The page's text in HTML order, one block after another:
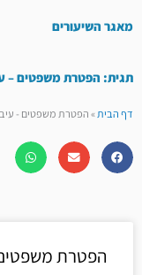
מאגר השיעורים
תגית: הפטרת משפטים –
דף הבית»הפטרת משפטים -
הפטרת